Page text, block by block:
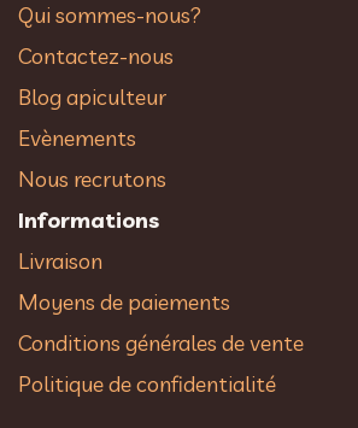
Qui sommes-nous?
Contactez-nous
Blog apiculteur
Evènements
Nous recrutons
Informations
Livraison
Moyens de paiements
Conditions générales de vente
Politique de confidentialité